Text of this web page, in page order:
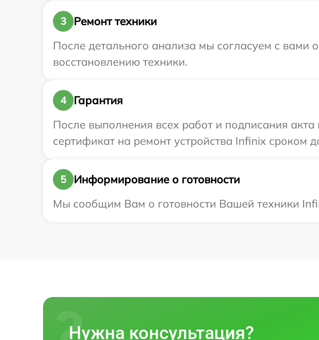
3
Ремонт техники
После детального анализа мы согласуем с вами
восстановлению техники.
4
Гарантия
После выполнения всех работ и подписания
сертификат на ремонт устройства Infinix сроком
5
Информирование о готовности
Мы сообщим Вам о готовности Вашей техники
Нужна консультация?